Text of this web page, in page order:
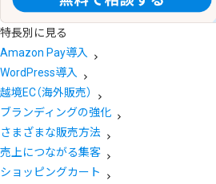
特長別に見る
Amazon Pay導入
WordPress導入
越境EC（海外販売）
ブランディングの強化
さまざまな販売方法
売上につながる集客
ショッピングカート